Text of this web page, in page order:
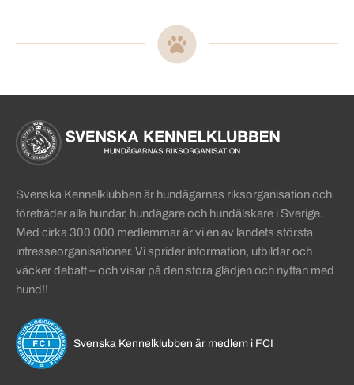
Sidinformation och
Köpa hund startsida
Svenska Kennelklubben är hundägarnas riksorganisation och
företräder alla hundar, hundägare och hundälskare i Sverige.
Med cirka 300 000 medlemmar är vi en av landets största
intresseorganisationer. Vi sprider information, utbildar och
väcker debatt – och visar på den stora glädjen och nyttan med
hund!!
Svenska Kennelklubben är medlem i FCI